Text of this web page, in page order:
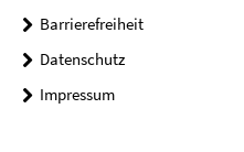
Barrierefreiheit
Datenschutz
Impressum